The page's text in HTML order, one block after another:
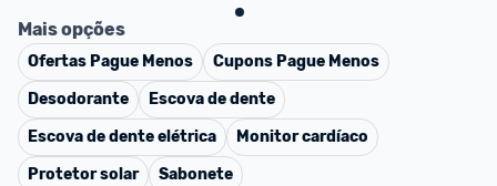
Mais opções
Ofertas Pague Menos Cupons Pague Menos
Desodorante
Escova de dente
Escova de dente elétrica
Monitor cardíaco
Protetor solar
Sabonete